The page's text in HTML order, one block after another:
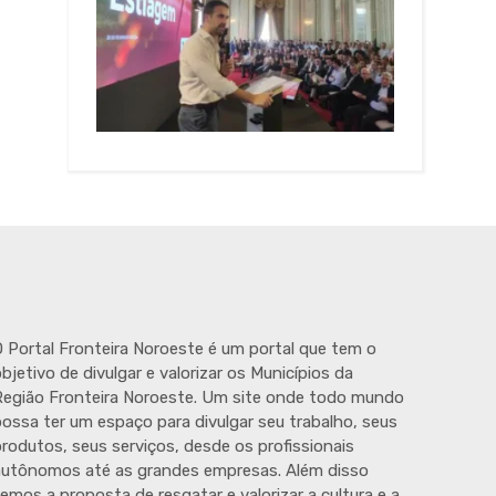
Portal Fronteira Noroeste é um portal que tem o
de divulgar e valorizar os Municípios da
Fronteira Noroeste. Um site onde todo mundo
ter um espaço para divulgar seu trabalho, seus
seus serviços, desde os profissionais
até as grandes empresas. Além disso